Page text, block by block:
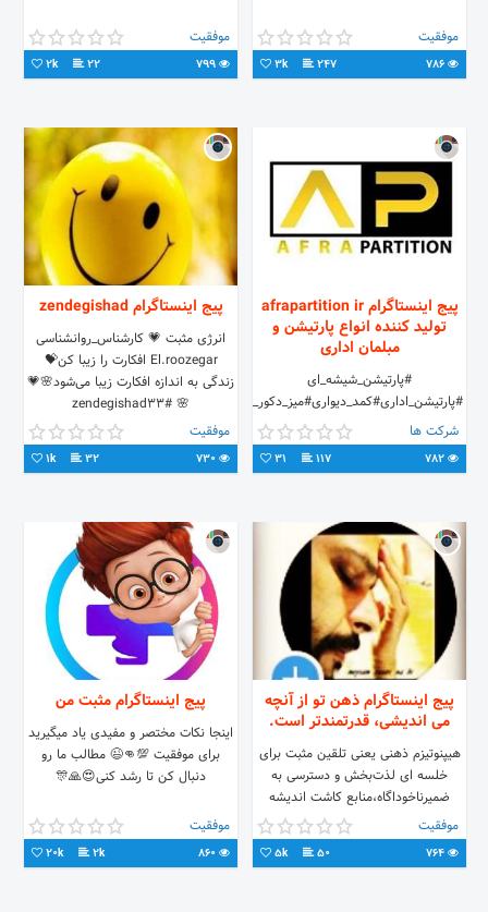
موفقیت
247
3k
موفقیت
22
2k
پیج اینستاگرام afrapartition ir
تولید کننده انواع پارتیشن و
مبلمان اداری
#پارتیشن_شیشه_ای
#پارتیشن_اداری#کمد_دیواری#میز_دکور_تلویزیون#دکوراسیون_داخلی
#دکور_داروخانه#انواع_پارتیشن_اداری#پارتیشن_چوبی_شیشه_ای_الومینیوم_ی_فرملس
شرکت ها
117
31
پیج اینستاگرام zendegishad
انرژی مثبت 💗 کارشناس_روانشناسی
El.roozegar افکارت را زیبا کن💝
زندگی به اندازه افکارت زیبا می‌شود🌸💗
🌸 #zendegishad33
موفقیت
32
1k
پیج اینستاگرام ذهن تو از آنچه
می اندیشی، قدرتمندتر است.
هیپنوتیزم ذهنی یعنی تلقین مثبت برای
خلسه ای لذت‌بخش و دسترسی به
ضمیرناخوداگاه،منابع کاشت اندیشه
برتر،اعتماد به نفس و محو خاطرات تلخ
و شکست ها، درمان بدن و روح
موفقیت
50
5k
پیج اینستاگرام مثبت من
اینجا نکات مختصر و مفیدی یاد میگیرید
برای موفقیت 💯👊😉 مطالب ما رو
دنبال کن تا رشد کنی😍🙏🎊
موفقیت
2k
20k